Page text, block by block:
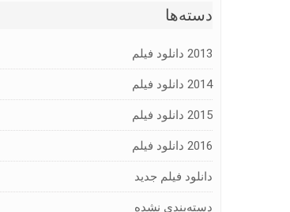
دسته‌ها
2013 دانلود فیلم
2014 دانلود فیلم
2015 دانلود فیلم
2016 دانلود فیلم
دانلود فیلم جدید
دسته‌بندی نشده